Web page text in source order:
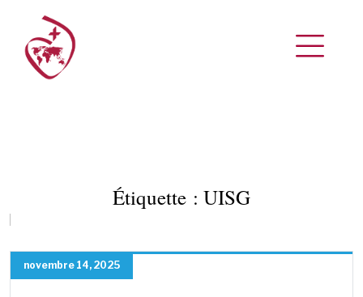
Étiquette : UISG
novembre 14, 2025